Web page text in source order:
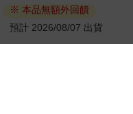
退換貨須知：
**提醒您，鑑賞期不等於
依據「消費者保護法
※ 本品無額外回饋
預計 2026/08/07 出貨